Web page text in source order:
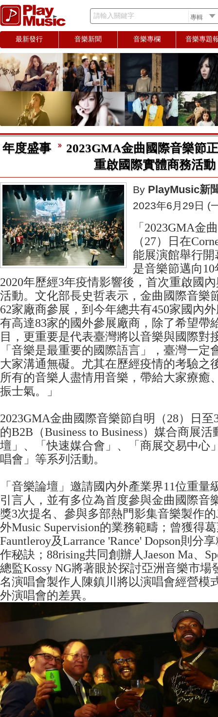
請輸入關鍵字
最新發行 音樂新聞 音樂專欄 音樂專題
年度盛事
2023GMA金曲國際音樂節
重啟國際實體商務活動
By PlayMusic新
2023年6月29日 (
「2023GMA金
（27）日在
能展演館舉行
是音樂節邁向
2020年歷經3年疫情影響後，首次重啟國
活動。文化部長史哲表示，金曲國際音樂
62家廠商參展，到今年總共有450家國內
有高達83家的國外參展廠商，除了希望帶
目，更重要是代表臺灣將以音樂與國際對
「音樂是最重要的國際語言」，臺灣一定
大家溝通無礙。尤其在歷經疫情的考驗之
所有的音樂人盡情用音樂，帶給大家療癒
振士氣。」
2023GMA金曲國際音樂節自明（28）日至
的B2B（Business to Business）媒合商展
壇」、「快速媒合會」、「商展交易中心
唱會」等系列活動。
「音樂論壇」邀請國內外產業界11位重量
引言人，並有多位為首度參與金曲國際音
獎3次提名、參與多部熱門影集音樂製作的
外Music Supervision的業務範疇；曾獲得
Fauntleroy及Larrance 'Rance' Dopson則分
作秘訣；88rising共同創辦人Jaeson Ma、
總監Kossy NG將著眼於探討亞洲音樂市場
名演唱會製作人陳鎮川將以演唱會經營模
外演唱會的差異。